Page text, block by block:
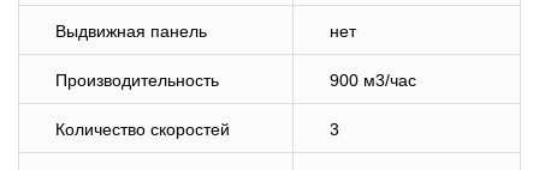
Выдвижная панель нет
Производительность 900 м3/час
Количество скоростей 3